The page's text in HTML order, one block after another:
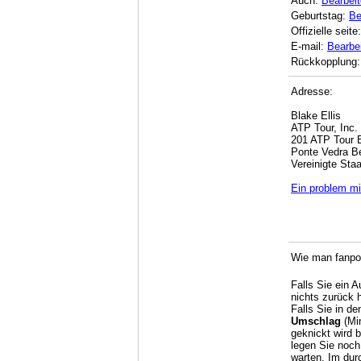
Geburtstag:
Offizielle
E-mail:
Rückkopplung:
Adresse:
Blake Ellis
ATP Tour, Inc.
201 ATP Tour
Ponte Vedra
Vereinigte
Ein problem
Wie man
Falls Sie ein
nichts zurück
Falls Sie in
Umschlag
geknickt wird
legen Sie
warten. Im